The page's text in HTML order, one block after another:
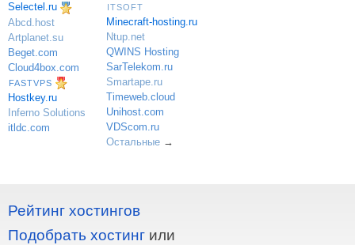
Selectel.ru
Abcd.host
Artplanet.su
Beget.com
Cloud4box.com
FASTVPS
Hostkey.ru
Inferno Solutions
itldc.com
ITSOFT
Minecraft-hosting.ru
Ntup.net
QWINS Hosting
SarTelekom.ru
Smartape.ru
Timeweb.cloud
Unihost.com
VDScom.ru
Остальные→
Рейтинг хостингов
Подобрать хостинг или